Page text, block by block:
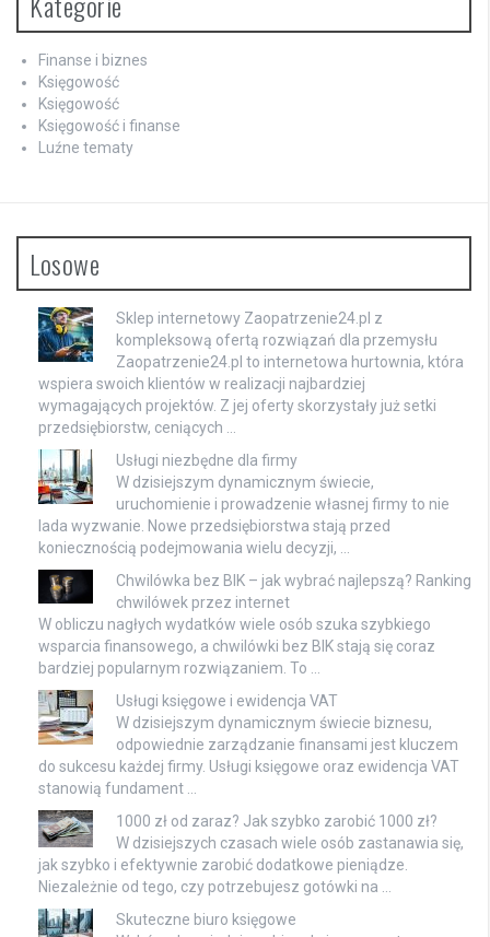
Finanse i biznes
Księgowość
Księgowość
Księgowość i finanse
Luźne tematy
Losowe
Sklep internetowy Zaopatrzenie24.pl z
kompleksową ofertą rozwiązań dla przemysłu
Zaopatrzenie24.pl to internetowa hurtownia, która
wspiera swoich klientów w realizacji najbardziej
wymagających projektów. Z jej oferty skorzystały już setki
przedsiębiorstw, ceniących …
Usługi niezbędne dla firmy
W dzisiejszym dynamicznym świecie,
uruchomienie i prowadzenie własnej firmy to nie
lada wyzwanie. Nowe przedsiębiorstwa stają przed
koniecznością podejmowania wielu decyzji, …
Chwilówka bez BIK – jak wybrać najlepszą? Ranking
chwilówek przez internet
W obliczu nagłych wydatków wiele osób szuka szybkiego
wsparcia finansowego, a chwilówki bez BIK stają się coraz
bardziej popularnym rozwiązaniem. To …
Usługi księgowe i ewidencja VAT
W dzisiejszym dynamicznym świecie biznesu,
odpowiednie zarządzanie finansami jest kluczem
do sukcesu każdej firmy. Usługi księgowe oraz ewidencja VAT
stanowią fundament …
1000 zł od zaraz? Jak szybko zarobić 1000 zł?
W dzisiejszych czasach wiele osób zastanawia się,
jak szybko i efektywnie zarobić dodatkowe pieniądze.
Niezależnie od tego, czy potrzebujesz gotówki na …
Skuteczne biuro księgowe